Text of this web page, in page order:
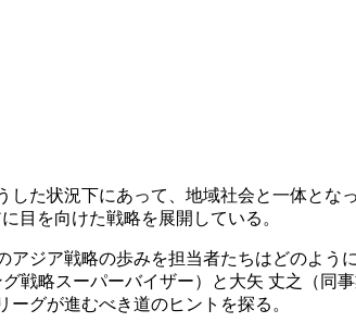
た状況下にあって、地域社会と一体とな
目を向けた戦略を展開している。
ジア戦略の歩みを担当者たちはどのよう
戦略スーパーバイザー）と大矢 丈之（同
グが進むべき道のヒントを探る。